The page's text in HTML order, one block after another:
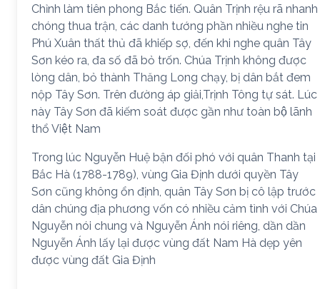
Chỉnh làm tiên phong Bắc tiến. Quân Trịnh rệu rã nhanh
chóng thua trận, các danh tướng phần nhiều nghe tin
Phú Xuân thất thủ đã khiếp sợ, đến khi nghe quân Tây
Sơn kéo ra, đa số đã bỏ trốn. Chúa Trịnh không được
lòng dân, bỏ thành Thăng Long chạy, bị dân bắt đem
nộp Tây Sơn. Trên đường áp giải,Trịnh Tông tự sát. Lúc
này Tây Sơn đã kiếm soát được gần như toàn bộ lãnh
thổ Việt Nam
Trong lúc Nguyễn Huệ bận đối phó với quân Thanh tại
Bắc Hà (1788-1789), vùng Gia Định dưới quyền Tây
Sơn cũng không ổn định, quân Tây Sơn bị cô lập trước
dân chúng địa phương vốn có nhiều cảm tình với Chúa
Nguyễn nói chung và Nguyễn Ánh nói riêng, dần dần
Nguyễn Ánh lấy lại được vùng đất Nam Hà dẹp yên
được vùng đất Gia Định